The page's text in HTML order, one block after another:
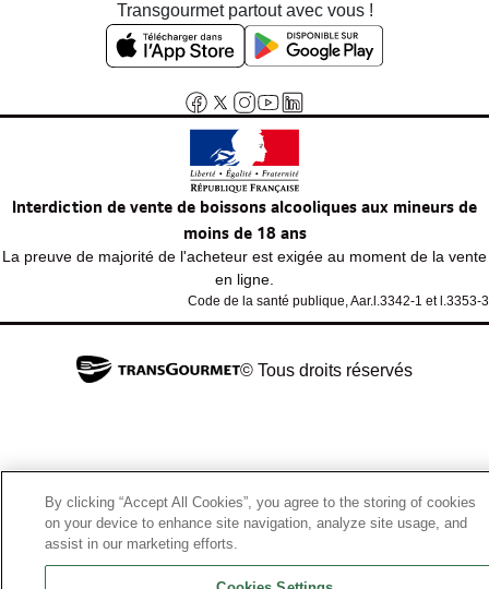
Transgourmet partout avec vous !
Interdiction de vente de boissons alcooliques aux mineurs de
moins de 18 ans
La preuve de majorité de l'acheteur est exigée au moment de la vente
en ligne.
Code de la santé publique, Aar.l.3342-1 et l.3353-3
© Tous droits réservés
By clicking “Accept All Cookies”, you agree to the storing of cookies
on your device to enhance site navigation, analyze site usage, and
assist in our marketing efforts.